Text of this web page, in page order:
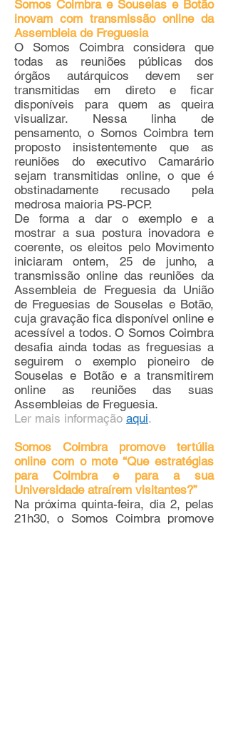
Somos Coimbra e Souselas e Botão
inovam com transmissão online da
Assembleia de Freguesia
O Somos Coimbra considera que
todas as reuniões públicas dos
órgãos autárquicos devem ser
transmitidas em direto e ficar
disponíveis para quem as queira
visualizar. Nessa linha de
pensamento, o Somos Coimbra tem
proposto insistentemente que as
reuniões do executivo Camarário
sejam transmitidas online, o que é
obstinadamente recusado pela
medrosa maioria PS-PCP.
De forma a dar o exemplo e a
mostrar a sua postura inovadora e
coerente, os eleitos pelo Movimento
iniciaram ontem, 25 de junho, a
transmissão online das reuniões da
Assembleia de Freguesia da União
de Freguesias de Souselas e Botão,
cuja gravação fica disponível online e
acessível a todos. O Somos Coimbra
desafia ainda todas as freguesias a
seguirem o exemplo pioneiro de
Souselas e Botão e a transmitirem
online as reuniões das suas
Assembleias de Freguesia.
Ler mais informação aqui.
Somos Coimbra promove tertúlia
online com o mote “Que estratégias
para Coimbra e para a sua
Universidade atraírem visitantes?”
Na próxima quinta-feira, dia 2, pelas
21h30, o Somos Coimbra promove